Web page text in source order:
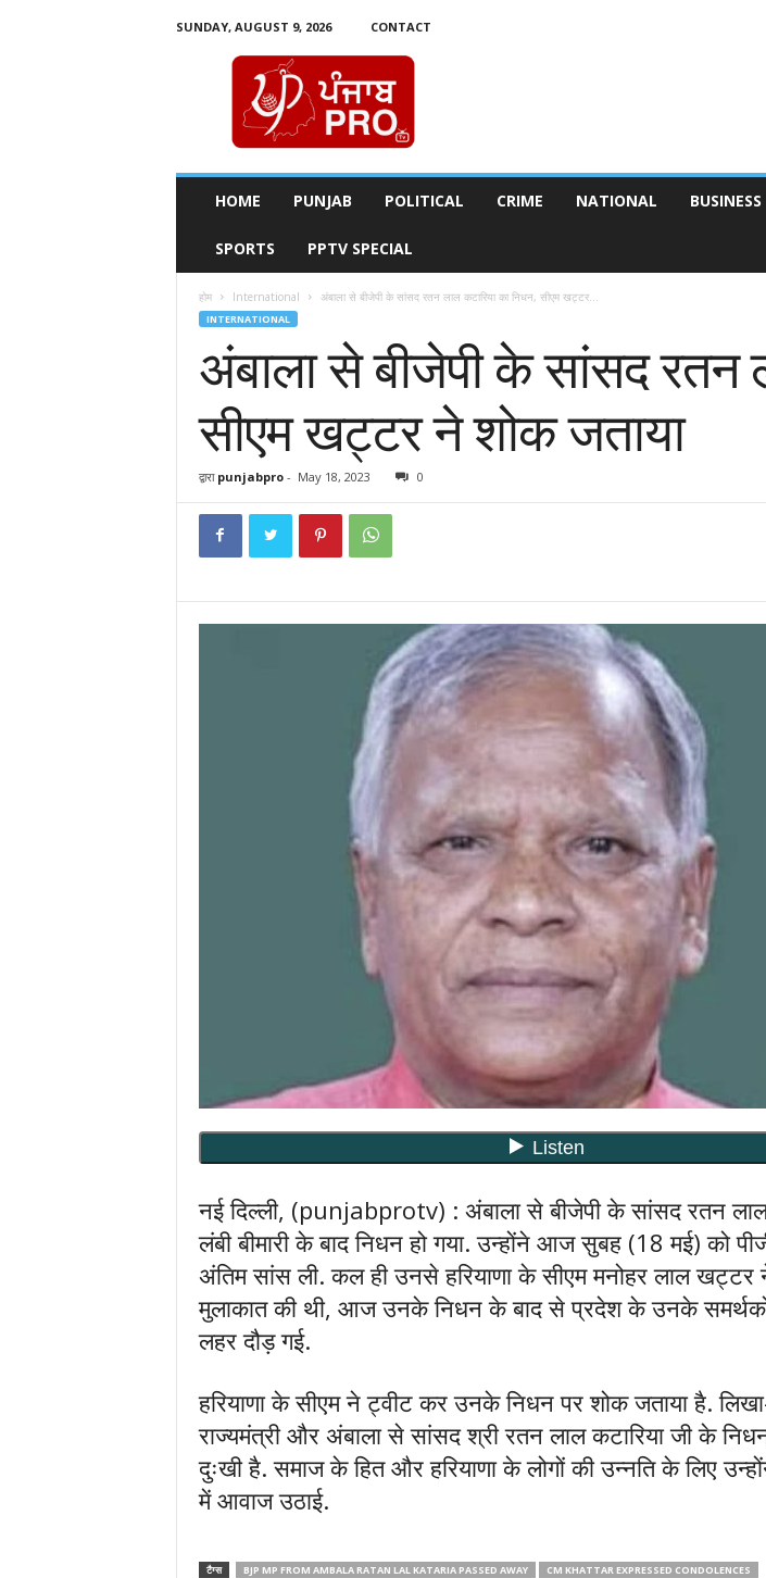
SUNDAY, AUGUST 9, 2026
CONTACT
HOME PUNJAB POLITICAL CRIME NATIONAL BUSINESS
SPORTS PPTV SPECIAL
होम International अंबाला से बीजेपी के सांसद रतन लाल कटारिया का निधन, सीएम खट्टर...
INTERNATIONAL
अंबाला से बीजेपी के सांसद रतन
सीएम खट्टर ने शोक जताया
द्वारा punjabpro- May 18, 2023 0
नई दिल्ली, (punjabprotv) : अंबाला से बीजेपी के सांसद रतन लाल
लंबी बीमारी के बाद निधन हो गया. उन्होंने आज सुबह (18 मई) को
अंतिम सांस ली. कल ही उनसे हरियाणा के सीएम मनोहर लाल
मुलाकात की थी, आज उनके निधन के बाद से प्रदेश के उनके
लहर दौड़ गई.
हरियाणा के सीएम ने ट्वीट कर उनके निधन पर शोक जताया है.
राज्यमंत्री और अंबाला से सांसद श्री रतन लाल कटारिया जी के
दुःखी है. समाज के हित और हरियाणा के लोगों की उन्नति के लिए
में आवाज उठाई.
टैग्स BJP MP FROM AMBALA RATAN LAL KATARIA PASSED AWAY CM KHATTAR EXPRESSED CONDOLENCES